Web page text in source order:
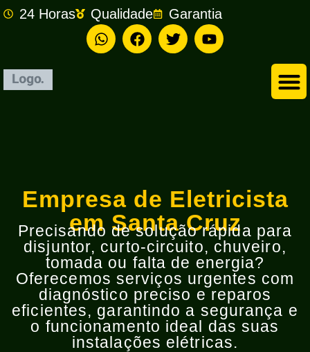
24 Horas Qualidade Garantia
Empresa de Eletricista
em Santa Cruz
Precisando de solução rápida para
disjuntor, curto-circuito, chuveiro,
tomada ou falta de energia?
Oferecemos serviços urgentes com
diagnóstico preciso e reparos
eficientes, garantindo a segurança e
o funcionamento ideal das suas
instalações elétricas.